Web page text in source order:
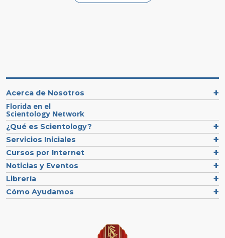
Acerca de Nosotros
Florida en el
Scientology Network
¿Qué es Scientology?
Servicios Iniciales
Cursos por Internet
Noticias y Eventos
Librería
Cómo Ayudamos